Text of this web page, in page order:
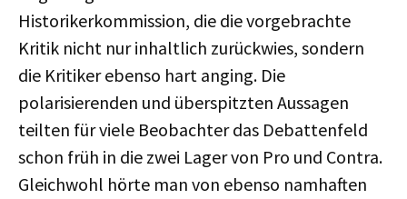
Historikerkommission, die die vorgebrachte
Kritik nicht nur inhaltlich zurückwies, sondern
die Kritiker ebenso hart anging. Die
polarisierenden und überspitzten Aussagen
teilten für viele Beobachter das Debattenfeld
schon früh in die zwei Lager von Pro und Contra.
Gleichwohl hörte man von ebenso namhaften